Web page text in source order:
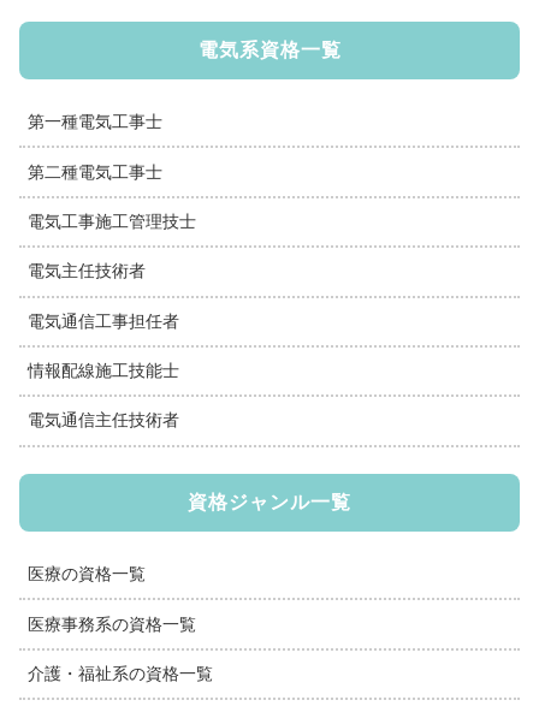
電気系資格一覧
第一種電気工事士
第二種電気工事士
電気工事施工管理技士
電気主任技術者
電気通信工事担任者
情報配線施工技能士
電気通信主任技術者
資格ジャンル一覧
医療の資格一覧
医療事務系の資格一覧
介護・福祉系の資格一覧